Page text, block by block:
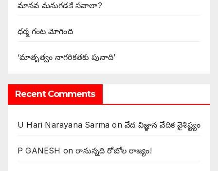
మానవ మనుగడకే సవాలా?
ధర్మ గంట మోగింది
‘మాతృత్వం నాగరికతకు పునాది’
Recent Comments
U Hari Narayana Sarma onవేద విజ్ఞాన వేదిక వైశిష్ట్యం
P GANESH on‌రానున్నది రోబోల రాజ్యం!